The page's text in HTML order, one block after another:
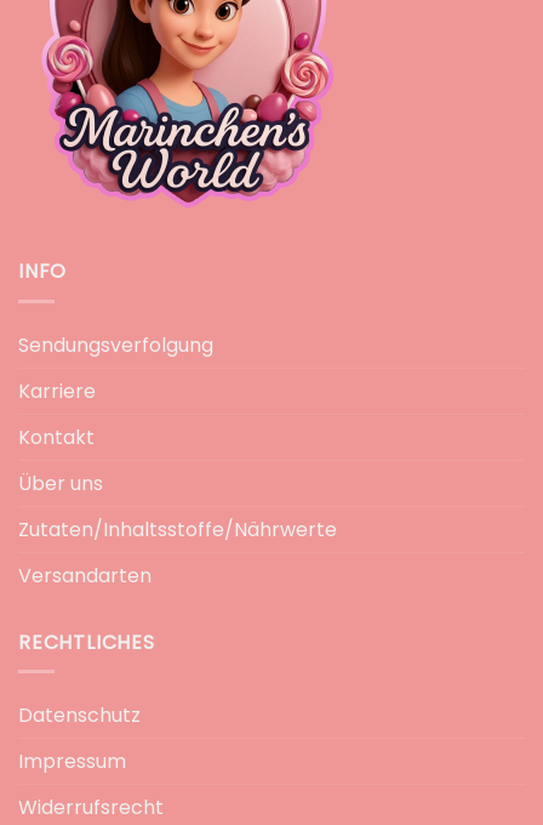
INFO
Sendungsverfolgung
Karriere
Kontakt
Über uns
Zutaten/Inhaltsstoffe/Nährwerte
Versandarten
RECHTLICHES
Datenschutz
Impressum
Widerrufsrecht